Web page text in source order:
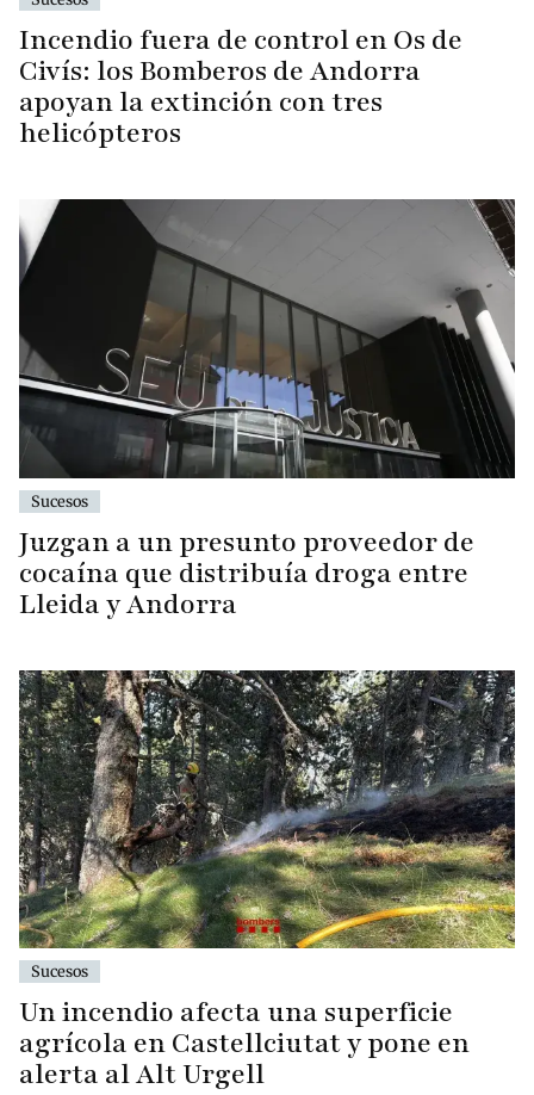
Incendio fuera de control en Os de
Civís: los Bomberos de Andorra
apoyan la extinción con tres
helicópteros
Sucesos
Juzgan a un presunto proveedor de
cocaína que distribuía droga entre
Lleida y Andorra
Sucesos
Un incendio afecta una superficie
agrícola en Castellciutat y pone en
alerta al Alt Urgell